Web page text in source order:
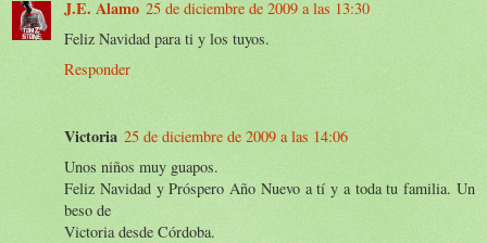
J.E. Alamo 25 de diciembre de 2009 a las 13:30
Feliz Navidad para ti y los tuyos.
Responder
Victoria 25 de diciembre de 2009 a las 14:06
Unos niños muy guapos.
Feliz Navidad y Próspero Año Nuevo a tí y a toda tu familia. Un
beso de
Victoria desde Córdoba.